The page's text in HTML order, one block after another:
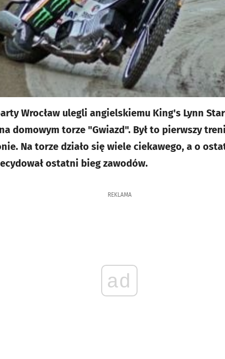
Wrocław ulegli angielskiemu King's Lynn
domowym torze "Gwiazd". Był to pierwszy
Na torze działo się wiele ciekawego, a o
ostatni bieg zawodów.
REKLAMA
ad